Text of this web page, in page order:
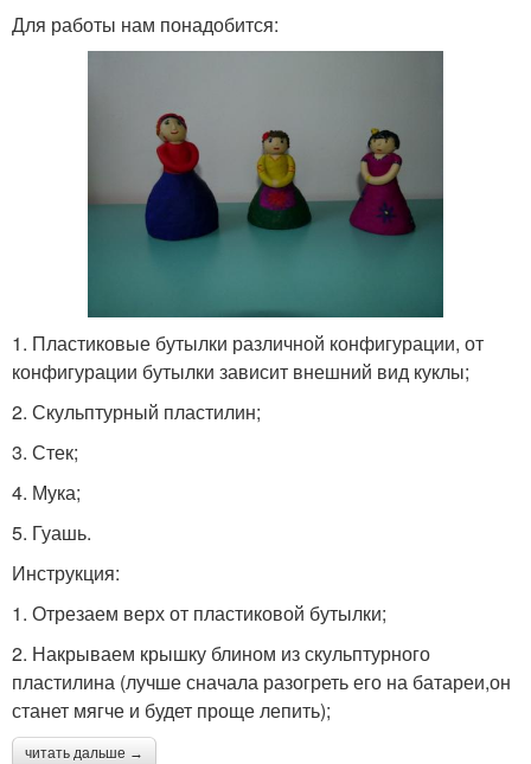
Для работы нам понадобится:
1. Пластиковые бутылки различной конфигурации, от
конфигурации бутылки зависит внешний вид куклы;
2. Скульптурный пластилин;
3. Стек;
4. Мука;
5. Гуашь.
Инструкция:
1. Отрезаем верх от пластиковой бутылки;
2. Накрываем крышку блином из скульптурного
пластилина (лучше сначала разогреть его на батареи,он
станет мягче и будет проще лепить);
читать дальше →